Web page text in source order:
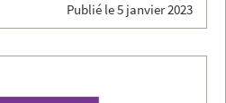
Publié le5 janvier 2023